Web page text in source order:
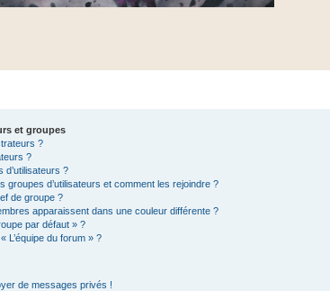
et groupes
?
?
d’utilisateurs ?
groupes d’utilisateurs et comment les rejoindre ?
de groupe ?
apparaissent dans une couleur différente ?
par défaut » ?
L’équipe du forum » ?
de messages privés !